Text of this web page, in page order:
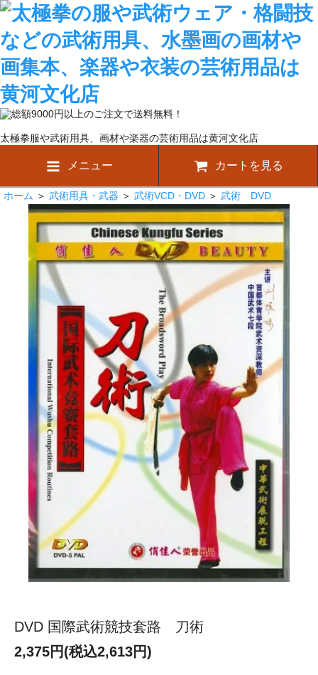
太極拳服や武術用具、画材や楽器の芸術用品は黄河文化店
メニュー カートを見る
ホーム ＞ 武術用具・武器 ＞ 武術VCD・DVD ＞ 武術 DVD
DVD 国際武術競技套路 刀術
2,375円(税込2,613円)